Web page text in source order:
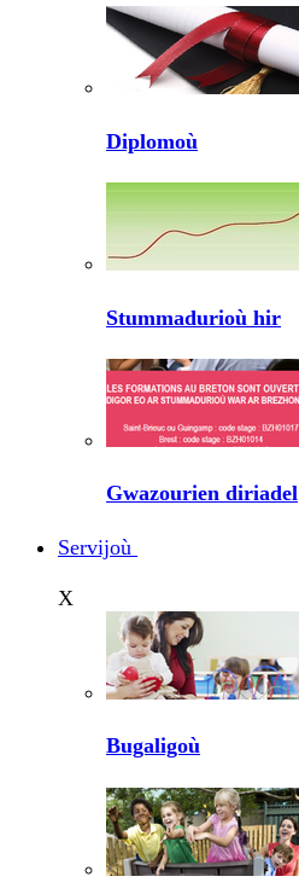
Diplomoù
Stummadurioù hir
Gwazourien diriadel
Servijoù
X
Bugaligoù